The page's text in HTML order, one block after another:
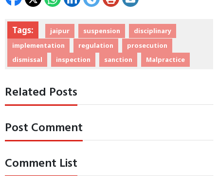
Tags: jaipur suspension
disciplinary
implementation
regulation
prosecution
dismissal
inspection sanction Malpractice
Related Posts
Post Comment
Comment List